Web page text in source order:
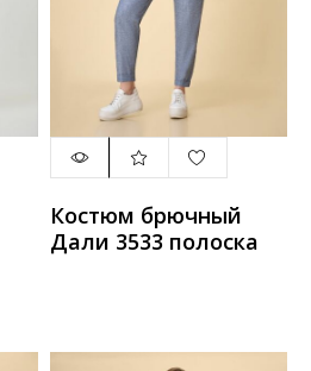
Костюм брючный
Дали 3533 полоска